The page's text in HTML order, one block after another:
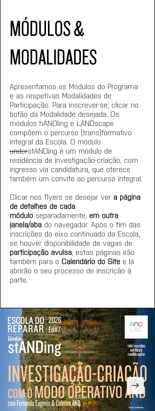
MÓDULOS &
MODALIDADES
Apresentamos os Módulos do Programa
e as respetivas Modalidades de
Participação. Para inscrever-se, clicar no
botão da Modalidade desejada. Os
módulos hANDling e LANDscape
compõem o percurso (trans)formativo
integral da Escola. O módulo
understANDing é um módulo de
residência de investigação-criação, com
ingresso via candidatura, que oferece
também um convite ao percurso integral.
Clicar nos flyers se desejar ver a página
de detalhes de cada
módulo separadamente, em outra
janela/aba do navegador. Após o fim das
inscrições do eixo continuado da Escola,
se houver disponibilidade de vagas de
participação avulsa , estas páginas irão
também para o Calendário do Site e lá
abrirão o seu processo de inscrição à
parte.